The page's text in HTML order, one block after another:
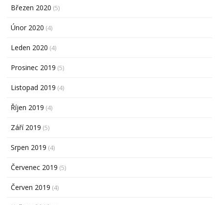
Březen 2020 (5)
Únor 2020 (4)
Leden 2020 (4)
Prosinec 2019 (5)
Listopad 2019 (4)
Říjen 2019 (4)
Září 2019 (5)
Srpen 2019 (4)
Červenec 2019 (5)
Červen 2019 (4)